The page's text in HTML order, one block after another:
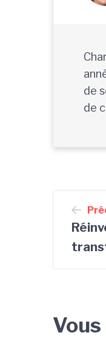
de
de
l’article